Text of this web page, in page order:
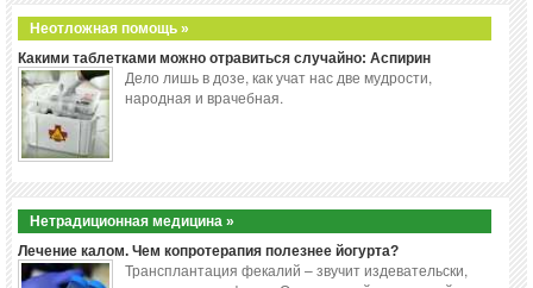
Неотложная помощь »
Какими таблетками можно отравиться случайно: Аспирин
Дело лишь в дозе, как учат нас две мудрости,
народная и врачебная.
Нетрадиционная медицина »
Лечение калом. Чем копротерапия полезнее йогурта?
Трансплантация фекалий – звучит издевательски,